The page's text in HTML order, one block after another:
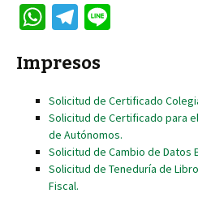
W
at
sA
p
p
Te
gr
a
m
Impresos
Solicitud de Certificado
Solicitud de Certificado para
de Autónomos.
Solicitud de Cambio de Datos
Solicitud de Teneduría de
Fiscal.